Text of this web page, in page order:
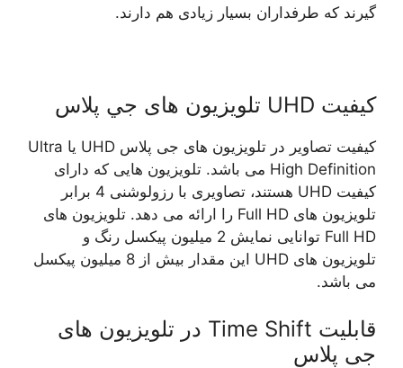
گیرند که طرفداران بسیار زیادی هم دارند.
کیفیت UHD تلویزیون های جي پلاس
کیفیت تصاویر در تلویزیون های جی پلاس UHD یا Ultra
High Definition می باشد. تلویزیون هایی که دارای
کیفیت UHD هستند، تصاویری با رزولوشنی 4 برابر
تلویزیون های Full HD را ارائه می دهد. تلویزیون های
Full HD توانایی نمایش 2 میلیون پیکسل رنگ و
تلویزیون های UHD این مقدار بیش از 8 میلیون پیکسل
می باشد.
قابلیت Time Shift در تلویزیون های
جی پلاس